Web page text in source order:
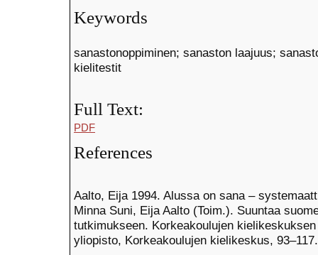
Keywords
sanastonoppiminen; sanaston laajuus;
kielitestit
Full Text:
PDF
References
Aalto, Eija 1994. Alussa on sana –
Minna Suni, Eija Aalto (Toim.). Suuntaa
tutkimukseen. Korkeakoulujen
yliopisto, Korkeakoulujen kielikeskus, 93–117.